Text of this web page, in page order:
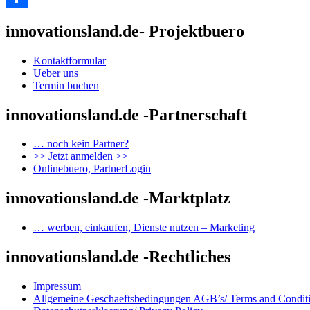
innovationsland.de- Projektbuero
Kontaktformular
Ueber uns
Termin buchen
innovationsland.de -Partnerschaft
… noch kein Partner?
>> Jetzt anmelden >>
Onlinebuero, PartnerLogin
innovationsland.de -Marktplatz
… werben, einkaufen, Dienste nutzen – Marketing
innovationsland.de -Rechtliches
Impressum
Allgemeine Geschaeftsbedingungen AGB’s/ Terms and